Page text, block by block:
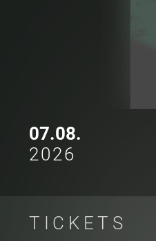
07.08.
2026
TICKETS